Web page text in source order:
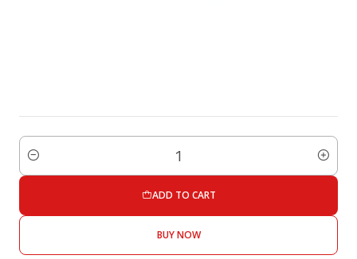
Quantity
ADD TO CART
BUY NOW